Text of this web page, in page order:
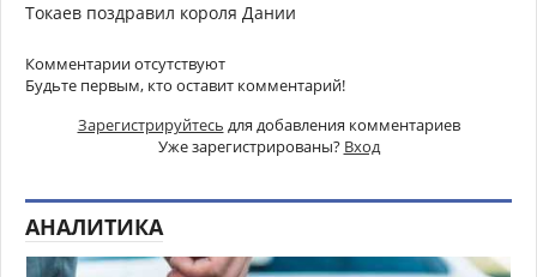
Токаев поздравил короля Дании
Комментарии отсутствуют
Будьте первым, кто оставит комментарий!
Зарегистрируйтесь для добавления комментариев
Уже зарегистрированы? Вход
АНАЛИТИКА